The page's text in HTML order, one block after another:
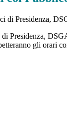
di Presidenza,
Presidenza,
gli orari